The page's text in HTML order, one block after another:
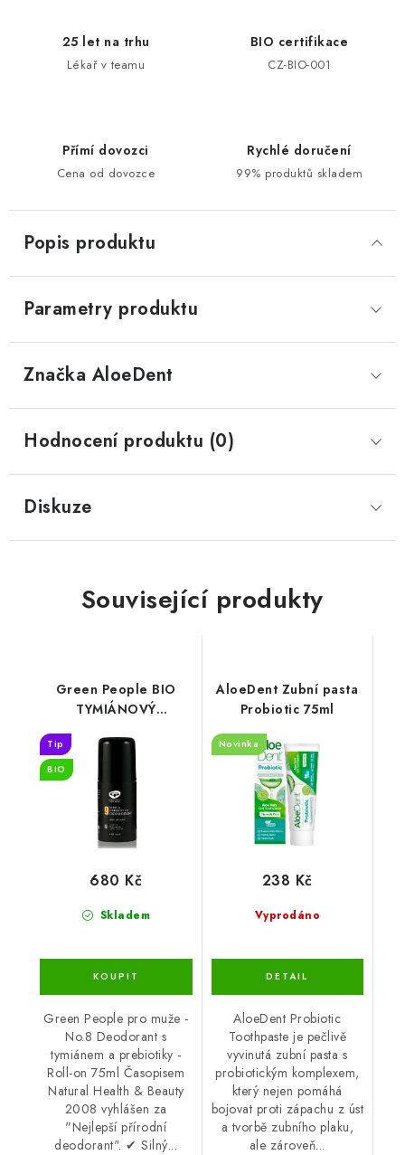
25 let na trhu
Lékař v teamu
BIO certifikace
CZ-BIO-001
Přímí dovozci
Cena od dovozce
Rychlé doručení
99% produktů skladem
Popis produktu
Parametry produktu
Značka AloeDent
Hodnocení produktu (0)
Diskuze
Související produkty
Green People BIO
TYMIÁNOVÝ
s probiotiky pro muže
Tip
BIO
Skladem
680 Kč
Green People pro muže -
No.8 Deodorant s
tymiánem a prebiotiky -
Roll-on 75ml Časopisem
Natural Health & Beauty
2008 vyhlášen za
"Nejlepší přírodní
deodorant". ✔ Silný...
AloeDent Zubní pasta
Probiotic 75ml
Novinka
Vyprodáno
238 Kč
AloeDent Probiotic
Toothpaste je pečlivě
vyvinutá zubní pasta s
probiotickým komplexem,
který nejen pomáhá
bojovat proti zápachu z úst
a tvorbě zubního plaku,
ale zároveň...